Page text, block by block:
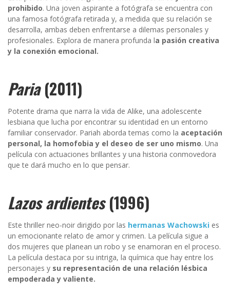
prohibido. Una joven aspirante a fotógrafa se encuentra con
una famosa fotógrafa retirada y, a medida que su relación se
desarrolla, ambas deben enfrentarse a dilemas personales y
profesionales. Explora de manera profunda la pasión creativa
y la conexión emocional.
Paria(2011)
Potente drama que narra la vida de Alike, una adolescente
lesbiana que lucha por encontrar su identidad en un entorno
familiar conservador. Pariah aborda temas como la aceptación
personal, la homofobia y el deseo de ser uno mismo. Una
película con actuaciones brillantes y una historia conmovedora
que te dará mucho en lo que pensar.
Lazos ardientes(1996)
Este thriller neo-noir dirigido por las hermanas Wachowski es
un emocionante relato de amor y crimen. La película sigue a
dos mujeres que planean un robo y se enamoran en el proceso.
La película destaca por su intriga, la química que hay entre los
personajes y su representación de una relación lésbica
empoderada y valiente.